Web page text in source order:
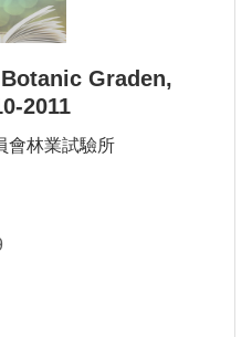
Graden,
2011
會林業試驗所